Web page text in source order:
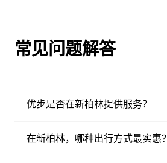
常见问题解答
优步是否在新柏林提供服务？
在新柏林，哪种出行方式最实惠？